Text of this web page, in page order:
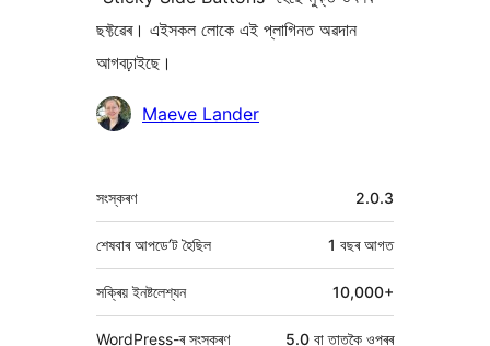
ছফ্টৱেৰ। এইসকল লোকে এই প্লাগিনত অৱদান
আগবঢ়াইছে।
অৱদানকাৰীসকলMaeve Lander
মেটা 2.0.3
সংস্কৰণ
1 বছৰআগত
শেষবাৰ আপডে’ট হৈছিল
সক্ৰিয় ইনষ্টলেশ্যন 10,000+
WordPress-ৰ সংস্কৰণ 5.0 বা তাতকৈ ওপৰৰ